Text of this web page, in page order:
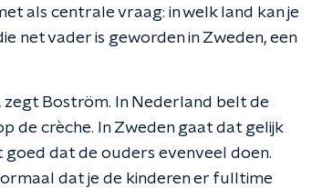
als centrale vraag: in welk land kan je
net vader is geworden in Zweden, een
zegt Boström. In Nederland belt de
de crèche. In Zweden gaat dat gelijk
dat de ouders evenveel doen.
dat je de kinderen er fulltime